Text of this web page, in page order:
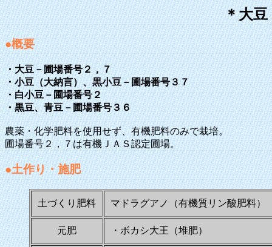
＊大豆
●概要
・大豆－圃場番号２，７
・小豆（大納言）、黒小豆－圃場番号３７
・白小豆－圃場番号２
・黒豆、青豆－圃場番号３６
農薬・化学肥料を使用せず、有機肥料のみで栽培。
圃場番号２，７は有機ＪＡＳ認定圃場。
●土作り・施肥
土づくり肥料 マドラグアノ（有機質リン酸肥料）
元肥 ・ボカシ大王（堆肥）